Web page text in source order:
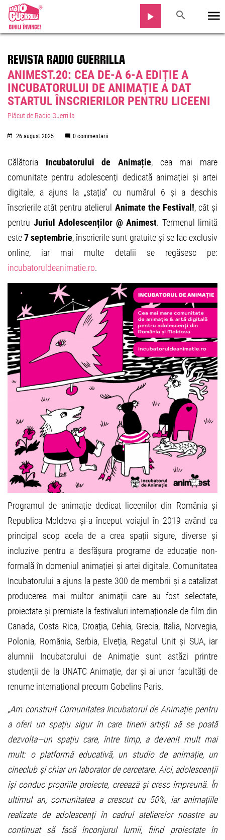
REVISTA RADIO GUERRILLA
ANIMEST.20: CEA DE-A 6-A EDIȚIE A
INCUBATORULUI DE ANIMAȚIE A DAT
STARTUL ÎNSCRIERILOR PENTRU LICEENI
Plăcut de Radio Guerrilla
26 august 2025 0 commentarii
Călătoria Incubatorului de Animație, cea mai mare
comunitate pentru adolescenți dedicată animației și artei
digitale, a ajuns la „stația” cu numărul 6 și a deschis
înscrierile atât pentru atelierul Animate the Festival!, cât și
pentru Juriul Adolescenților @ Animest. Termenul limită
este7 septembrie, înscrierile sunt gratuite și se fac exclusiv
online, iar mai multe detalii se regăsesc pe:
incubatoruldeanimatie.ro.
Programul de animație dedicat liceenilor din România și
Republica Moldova și-a început voiajul în 2019 având ca
principal scop acela de a crea spații sigure, diverse și
incluzive pentru a desfășura programe de educație non-
formală în domeniul animației și artei digitale. Comunitatea
Incubatorului a ajuns la peste 300 de membrii și a catalizat
producerea mai multor animații care au fost selectate,
proiectate și premiate la festivaluri internaționale de film din
Canada, Costa Rica, Croația, Cehia, Grecia, Italia, Norvegia,
Polonia, România, Serbia, Elveția, Regatul Unit și SUA, iar
alumnii Incubatorului de Animație sunt astăzi printre
studenții de la UNATC Animație, dar și ai unor facultăți de
renume internațional precum Gobelins Paris.
„Am construit Comunitatea Incubatorul de Animație pentru
a oferi un spațiu sigur în care tinerii artiști să se poată
dezvolta—un spațiu care, între timp, a devenit mult mai
mult: o platformă educativă, un studio de animație, un
cineclub și chiar un laborator de cercetare. Aici, adolescenții
își conduc propriile proiecte, creează și cresc împreună. În
ultimul an, comunitatea a crescut cu 50%, iar animațiile
realizate de adolescenți în cadrul atelierelor noastre au
continuat să facă înconjurul lumii, fiind proiectate în